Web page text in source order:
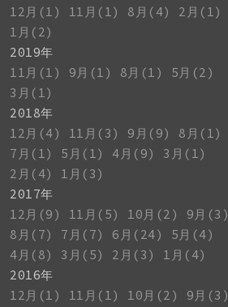
12月(1)
11月(1) 8月(4)
2月(1)
1月(2)
2019年
11月(1)
9月(1) 8月(1)
5月(2)
3月(1)
2018年
12月(4)
11月(3) 9月(9)
8月(1)
7月(1)
5月(1) 4月(9)
3月(1)
2月(4)
1月(3)
2017年
12月(9)
11月(5) 10月(2)
9月(3)
8月(7)
7月(7) 6月(24)
5月(4)
4月(8)
3月(5) 2月(3)
1月(4)
2016年
12月(1)
11月(1) 10月(2)
9月(3)